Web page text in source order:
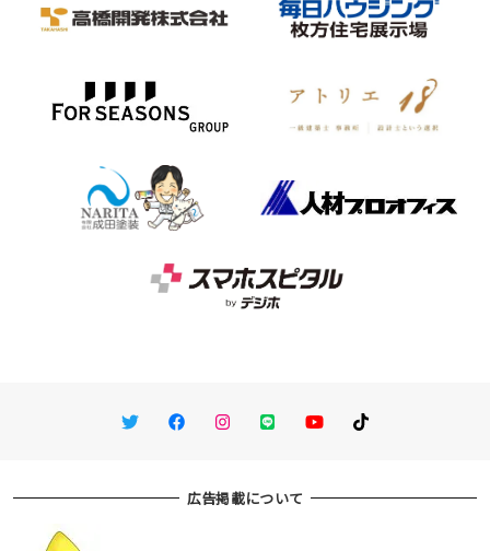
TwitterFacebookInstagram
LINE You TubeTikTok
広告掲載について